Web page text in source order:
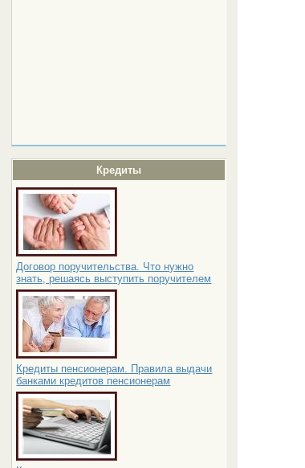
Кредиты
Договор поручительства. Что нужно
знать, решаясь выступить поручителем
Кредиты пенсионерам. Правила выдачи
банками кредитов пенсионерам